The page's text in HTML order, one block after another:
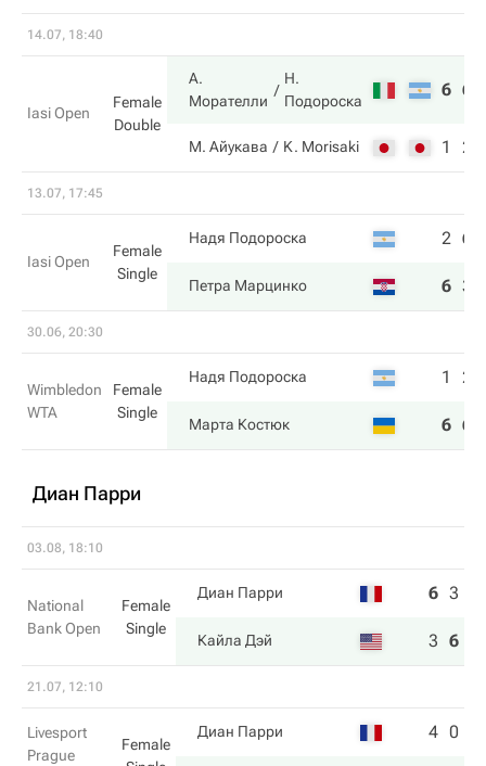
14.07, 18:40
Iasi Open
Female
Double
А.
Морателли
Н.
Подороска
6 6
М. Айукава K. Morisaki 1 2
13.07, 17:45
Iasi Open
Female
Single
Надя Подороска 2 6
Петра Марцинко 6 3
30.06, 20:30
Wimbledon
WTA
Female
Single
Надя Подороска 1 2
Марта Костюк 6 6
Диан Парри
03.08, 18:10
National
Bank Open
Female
Single
Диан Парри 6 3
Кайла Дэй 3 6
21.07, 12:10
Livesport
Prague
Female
Диан Парри 4 0